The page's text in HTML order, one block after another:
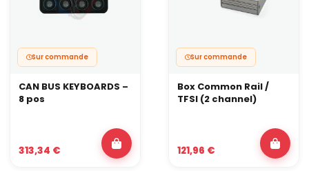
Sur commande
CAN BUS KEYBOARDS –
8 pos
313,34 €
Sur commande
Box Common Rail /
TFSI (2 channel)
121,96 €